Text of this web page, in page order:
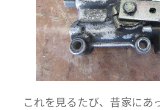
これを見るたび、昔家にあ